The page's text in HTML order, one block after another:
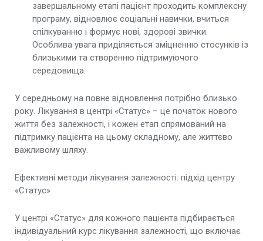
завершальному етапі пацієнт проходить комплексну
програму, відновлює соціальні навички, вчиться
спілкуванню і формує нові, здорові звички.
Особлива увага приділяється зміцненню стосунків із
близькими та створенню підтримуючого
середовища.
У середньому на повне відновлення потрібно близько
року. Лікування в центрі «Статус» – це початок нового
життя без залежності, і кожен етап спрямований на
підтримку пацієнта на цьому складному, але життєво
важливому шляху.
Ефективні методи лікування залежності: підхід центру
«Статус»
У центрі «Статус» для кожного пацієнта підбирається
індивідуальний курс лікування залежності, що включає